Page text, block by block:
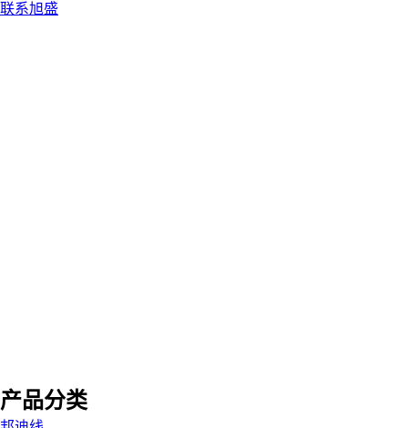
联系旭盛
产品分类